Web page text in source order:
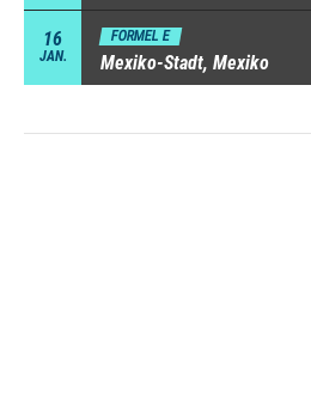
16
JAN.
FORMEL E
Mexiko-Stadt, Mexiko